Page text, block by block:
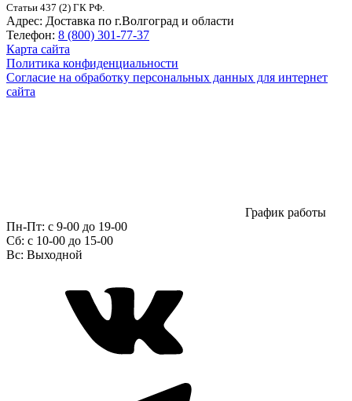
Статьи 437 (2) ГК РФ.
Адрес: Доставка по г.Волгоград и области
Телефон: 8 (800) 301-77-37
Карта сайта
Политика конфиденциальности
Согласие на обработку персональных данных для интернет
сайта
График работы
Пн-Пт: с 9-00 до 19-00
Сб: c 10-00 до 15-00
Вс: Выходной